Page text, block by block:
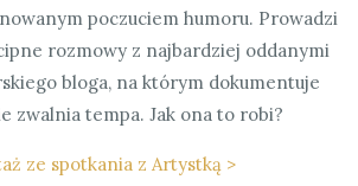
poczuciem humoru. Prowadzi
rozmowy z najbardziej oddanymi
bloga, na którym dokumentuje
zwalnia tempa. Jak ona to robi?
ze spotkania z Artystką >